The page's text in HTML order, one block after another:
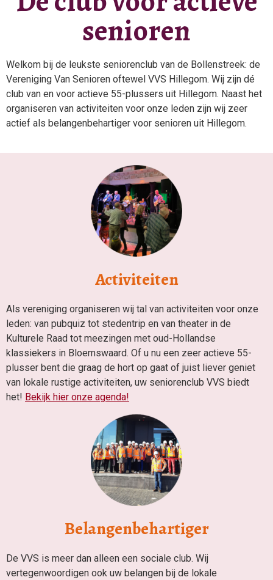
senioren
Welkom bij de leukste seniorenclub van de Bollenstreek: de
Vereniging Van Senioren oftewel VVS Hillegom. Wij zijn dé
club van en voor actieve 55-plussers uit Hillegom. Naast het
organiseren van activiteiten voor onze leden zijn wij zeer
actief als belangenbehartiger voor senioren uit Hillegom.
Activiteiten
Als vereniging organiseren wij tal van activiteiten voor onze
leden: van pubquiz tot stedentrip en van theater in de
Kulturele Raad tot meezingen met oud-Hollandse
klassiekers in Bloemswaard. Of u nu een zeer actieve 55-
plusser bent die graag de hort op gaat of juist liever geniet
van lokale rustige activiteiten, uw seniorenclub VVS biedt
het! Bekijk hier onze agenda!
Belangenbehartiger
De VVS is meer dan alleen een sociale club. Wij
vertegenwoordigen ook uw belangen bij de lokale